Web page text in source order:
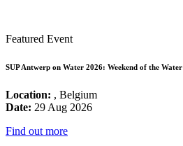
Featured Event
SUP Antwerp on Water 2026: Weekend of the Water
Location: , Belgium
Date: 29 Aug 2026
Find out more